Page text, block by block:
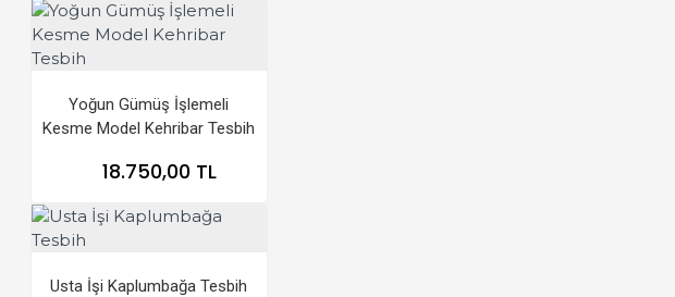
Yoğun Gümüş İşlemeli
Kesme Model Kehribar Tesbih
18.750,00 TL
Usta İşi Kaplumbağa Tesbih